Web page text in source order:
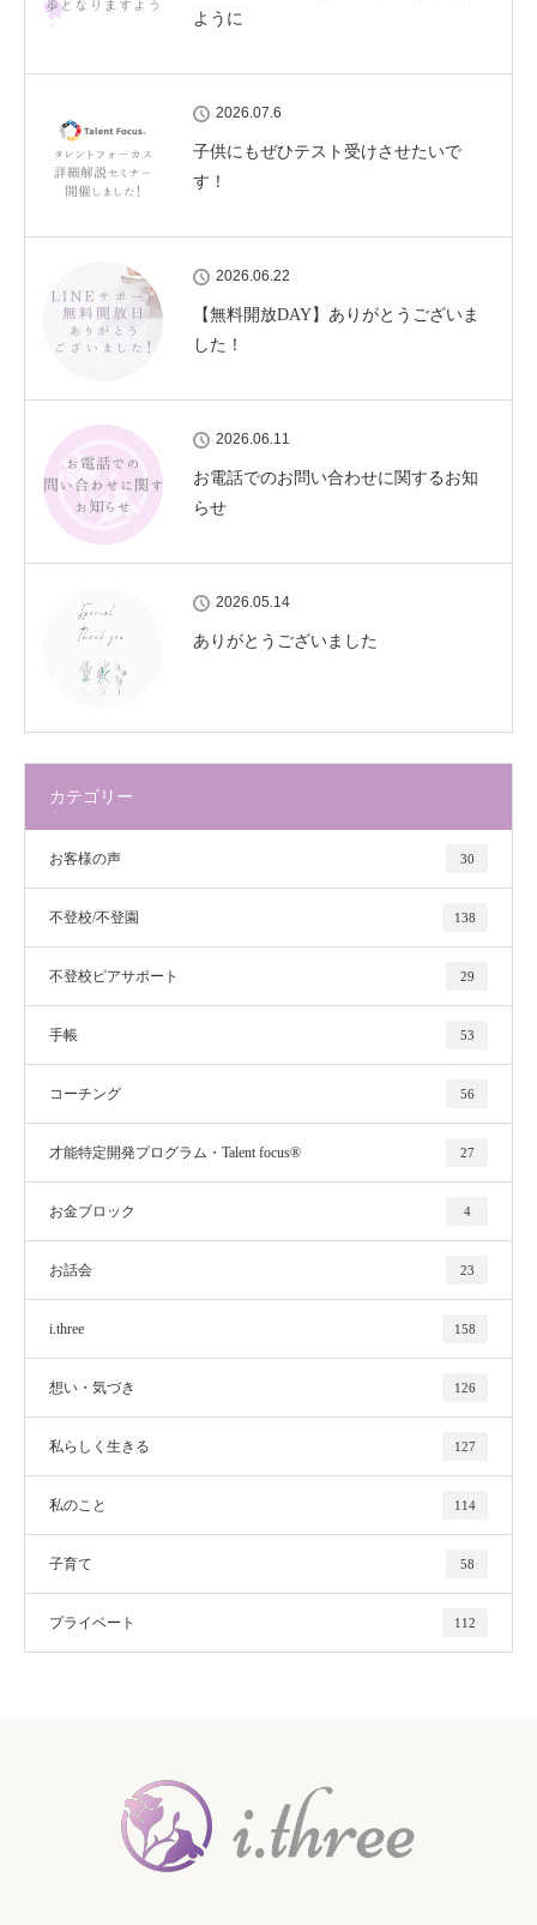
ように
2026.07.6
子供にもぜひテスト受けさせたいで
す！
2026.06.22
【無料開放DAY】ありがとうございま
した！
2026.06.11
お電話でのお問い合わせに関するお知
らせ
2026.05.14
ありがとうございました
カテゴリー
お客様の声 30
不登校/不登園 138
不登校ピアサポート 29
手帳 53
コーチング 56
才能特定開発プログラム・Talent focus® 27
お金ブロック 4
お話会 23
i.three 158
想い・気づき 126
私らしく生きる 127
私のこと 114
子育て 58
プライベート 112